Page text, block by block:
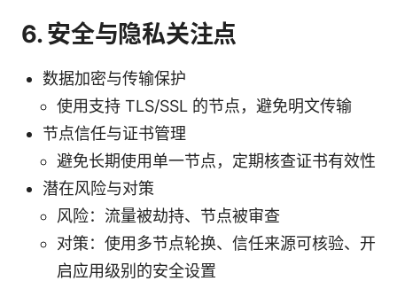
6. 安全与隐私关注点
数据加密与传输保护
使用支持 TLS/SSL 的节点，避免明文传输
节点信任与证书管理
避免长期使用单一节点，定期核查证书有效性
潜在风险与对策
风险：流量被劫持、节点被审查
对策：使用多节点轮换、信任来源可核验、开
启应用级别的安全设置